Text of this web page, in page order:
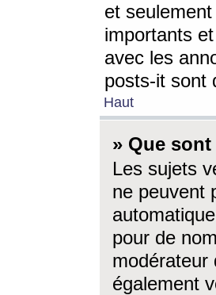
et
importants
avec les
posts-it sont
Haut
» Que
Les sujets
ne peuvent
pour de
modérateur
également